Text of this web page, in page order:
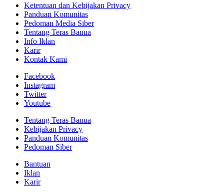
Ketentuan dan Kebijakan Privacy
Panduan Komunitas
Pedoman Media Siber
Tentang Teras Banua
Info Iklan
Karir
Kontak Kami
Facebook
Instagram
Twitter
Youtube
Tentang Teras Banua
Kebijakan Privacy
Panduan Komunitas
Pedoman Siber
Bantuan
Iklan
Karir